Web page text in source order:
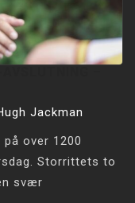
Jackman
over 1200
Storrittets to
svær